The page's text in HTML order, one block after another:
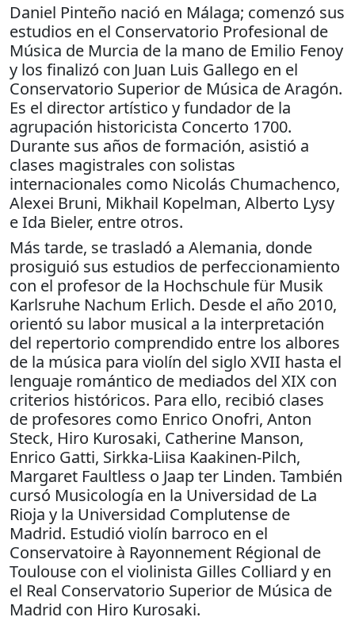
Daniel Pinteño nació en Málaga; comenzó sus
estudios en el Conservatorio Profesional de
Música de Murcia de la mano de Emilio Fenoy
y los finalizó con Juan Luis Gallego en el
Conservatorio Superior de Música de Aragón.
Es el director artístico y fundador de la
agrupación historicista Concerto 1700.
Durante sus años de formación, asistió a
clases magistrales con solistas
internacionales como Nicolás Chumachenco,
Alexei Bruni, Mikhail Kopelman, Alberto Lysy
e Ida Bieler, entre otros.
Más tarde, se trasladó a Alemania, donde
prosiguió sus estudios de perfeccionamiento
con el profesor de la Hochschule für Musik
Karlsruhe Nachum Erlich. Desde el año 2010,
orientó su labor musical a la interpretación
del repertorio comprendido entre los albores
de la música para violín del siglo XVII hasta el
lenguaje romántico de mediados del XIX con
criterios históricos. Para ello, recibió clases
de profesores como Enrico Onofri, Anton
Steck, Hiro Kurosaki, Catherine Manson,
Enrico Gatti, Sirkka-Liisa Kaakinen-Pilch,
Margaret Faultless o Jaap ter Linden. También
cursó Musicología en la Universidad de La
Rioja y la Universidad Complutense de
Madrid. Estudió violín barroco en el
Conservatoire à Rayonnement Régional de
Toulouse con el violinista Gilles Colliard y en
el Real Conservatorio Superior de Música de
Madrid con Hiro Kurosaki.